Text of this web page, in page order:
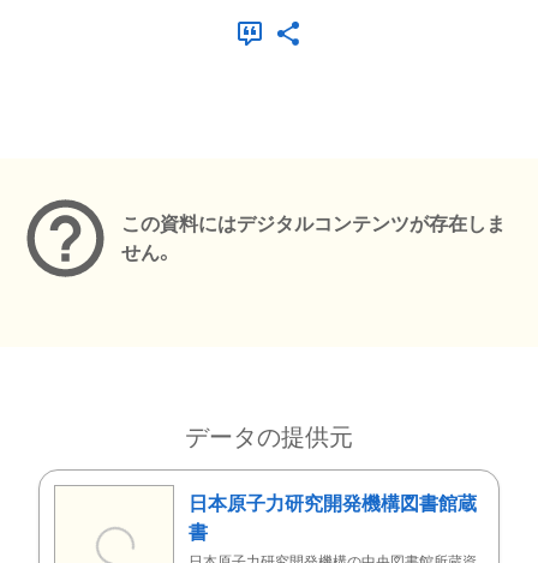
この資料にはデジタルコンテンツが存在しま
せん。
データの提供元
日本原子力研究開発機構図書館蔵
書